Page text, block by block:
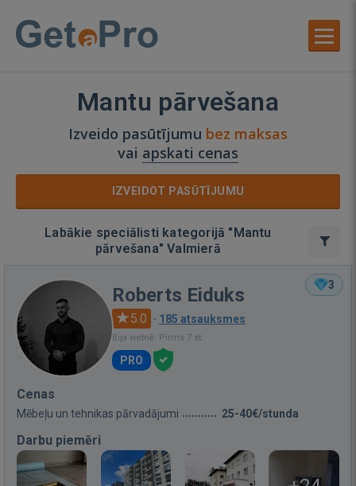
Mantu pārvešana
Izveido pasūtījumu bez maksas
vai apskati cenas
IZVEIDOT PASŪTĪJUMU
Labākie speciālisti kategorijā "Mantu
pārvešana" Valmierā
3
Roberts Eiduks
5.0 · 185 atsauksmes
Bija vietnē: Pirms 7 st.
PRO
Cenas
Mēbeļu un tehnikas pārvadājumi 25-40€/stunda
Darbu piemēri